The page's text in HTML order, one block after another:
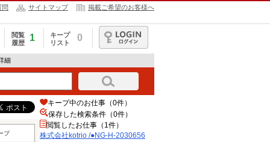
問 サイトマップ 掲載ご希望のお客様へ
閲覧
履歴
1
キープ
リスト
0
ログイン
細
プ
キープ中のお仕事（0件）
保存した検索条件（0件）
閲覧したお仕事（1件）
株式会社kotrio /●NG-H-2030656